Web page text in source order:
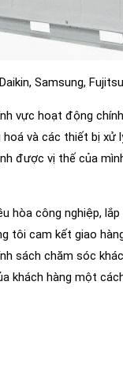
Samsung,
hoạt động
và các thiết bị xử
được vị thế của
hòa công nghiệp,
cam kết giao
chăm sóc
khách hàng một